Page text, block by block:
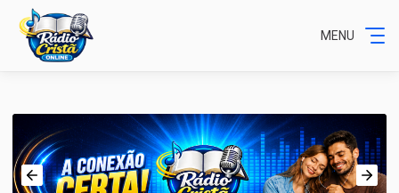
MENU